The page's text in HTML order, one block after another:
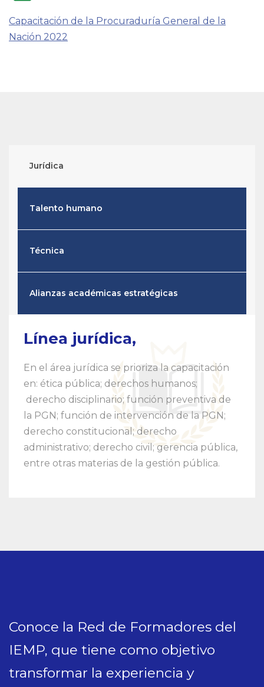
Capacitación de la Procuraduría General de la
Nación 2022
Jurídica
Talento humano
Técnica
Alianzas académicas estratégicas
Línea jurídica,
En el área jurídica se prioriza la capacitación
en: ética pública; derechos humanos;
derecho disciplinario; función preventiva de
la PGN; función de intervención de la PGN;
derecho constitucional; derecho
administrativo; derecho civil; gerencia pública,
entre otras materias de la gestión pública.
Conoce la Red de Formadores del
IEMP, que tiene como objetivo
transformar la experiencia y